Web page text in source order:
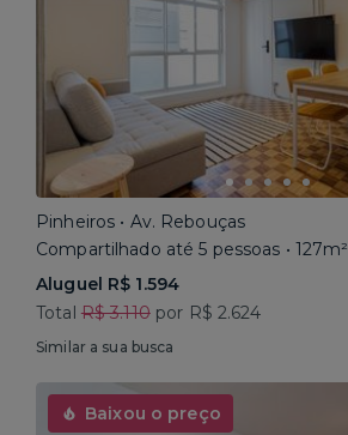
Pinheiros • Av. Rebouças
Compartilhado até 5 pessoas • 127m²
Aluguel R$ 1.594
Total R$ 3.110por R$ 2.624
Similar a sua busca
Baixou o preço